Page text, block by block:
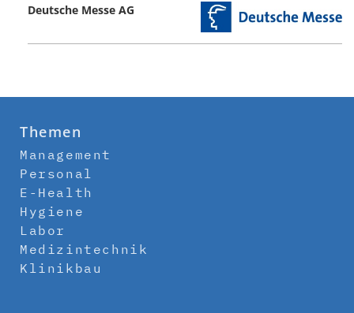
Deutsche Messe AG
Themen
Management
Personal
E-Health
Hygiene
Labor
Medizintechnik
Klinikbau